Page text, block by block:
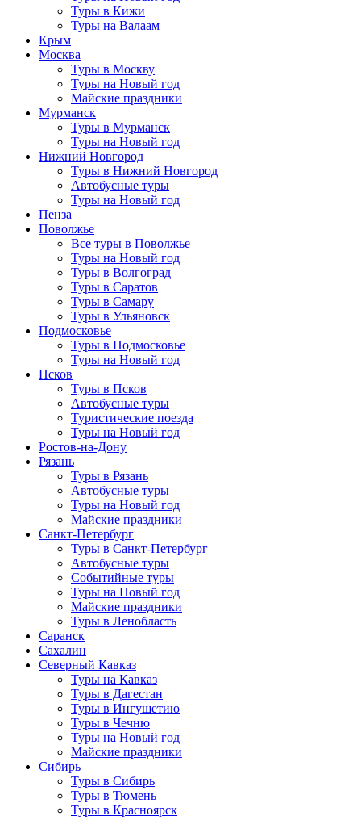
Туры в Кижи
Туры на Валаам
Крым
Москва
Туры в Москву
Туры на Новый год
Майские праздники
Мурманск
Туры в Мурманск
Туры на Новый год
Нижний Новгород
Туры в Нижний Новгород
Автобусные туры
Туры на Новый год
Пенза
Поволжье
Все туры в Поволжье
Туры на Новый год
Туры в Волгоград
Туры в Саратов
Туры в Самару
Туры в Ульяновск
Подмосковье
Туры в Подмосковье
Туры на Новый год
Псков
Туры в Псков
Автобусные туры
Туристические поезда
Туры на Новый год
Ростов-на-Дону
Рязань
Туры в Рязань
Автобусные туры
Туры на Новый год
Майские праздники
Санкт-Петербург
Туры в Санкт-Петербург
Автобусные туры
Событийные туры
Туры на Новый год
Майские праздники
Туры в Ленобласть
Саранск
Сахалин
Северный Кавказ
Туры на Кавказ
Туры в Дагестан
Туры в Ингушетию
Туры в Чечню
Туры на Новый год
Майские праздники
Сибирь
Туры в Сибирь
Туры в Тюмень
Туры в Красноярск